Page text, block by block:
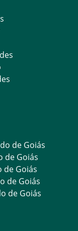
de Goiás
de Goiás
de Goiás
de Goiás
de Goiás